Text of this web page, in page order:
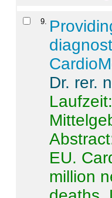
9
Dr. rer.
EU.
million